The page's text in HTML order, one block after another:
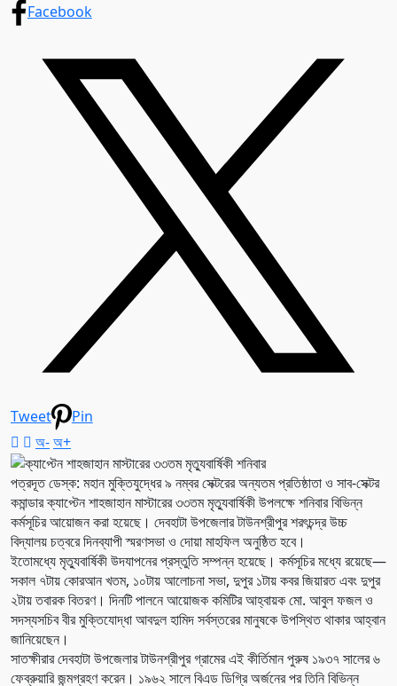
Facebook
Tweet
Pin
অ-অ+
পত্রদূত ডেস্ক: মহান মুক্তিযুদ্ধের ৯ নম্বর সেক্টরের অন্যতম প্রতিষ্ঠাতা ও সাব-সেক্টর
কমান্ডার ক্যাপ্টেন শাহজাহান মাস্টারের ৩৩তম মৃত্যুবার্ষিকী উপলক্ষে শনিবার বিভিন্ন
কর্মসূচির আয়োজন করা হয়েছে। দেবহাটা উপজেলার টাউনশ্রীপুর শরৎচন্দ্র উচ্চ
বিদ্যালয় চত্বরে দিনব্যাপী স্মরণসভা ও দোয়া মাহফিল অনুষ্ঠিত হবে।
ইতোমধ্যে মৃত্যুবার্ষিকী উদযাপনের প্রস্তুতি সম্পন্ন হয়েছে। কর্মসূচির মধ্যে রয়েছে—
সকাল ৭টায় কোরআন খতম, ১০টায় আলোচনা সভা, দুপুর ১টায় কবর জিয়ারত এবং দুপুর
২টায় তবারক বিতরণ। দিনটি পালনে আয়োজক কমিটির আহ্বায়ক মো. আবুল ফজল ও
সদস্যসচিব বীর মুক্তিযোদ্ধা আবদুল হামিদ সর্বস্তরের মানুষকে উপস্থিত থাকার আহ্বান
জানিয়েছেন।
সাতক্ষীরার দেবহাটা উপজেলার টাউনশ্রীপুর গ্রামের এই কীর্তিমান পুরুষ ১৯৩৭ সালের ৬
ফেব্রুয়ারি জন্মগ্রহণ করেন। ১৯৬২ সালে বিএড ডিগ্রি অর্জনের পর তিনি বিভিন্ন